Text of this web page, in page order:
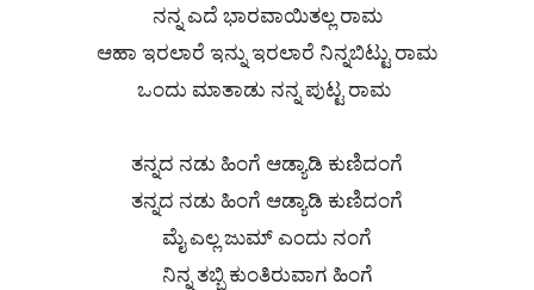
ನನ್ನ ಎದೆ ಭಾರವಾಯಿತಲ್ಲ ರಾಮ
ಆಹಾ ಇರಲಾರೆ ಇನ್ನು ಇರಲಾರೆ ನಿನ್ನಬಿಟ್ಟು ರಾಮ
ಒಂದು ಮಾತಾಡು ನನ್ನ ಪುಟ್ಟ ರಾಮ
ತನ್ನದ ನಡು ಹಿಂಗೆ ಆಡ್ಯಾಡಿ ಕುಣಿದಂಗೆ
ತನ್ನದ ನಡು ಹಿಂಗೆ ಆಡ್ಯಾಡಿ ಕುಣಿದಂಗೆ
ಮೈ ಎಲ್ಲ ಜುಮ್ ಎಂದು ನಂಗೆ
ನಿನ್ನ ತಬ್ಬಿ ಕುಂತಿರುವಾಗ ಹಿಂಗೆ